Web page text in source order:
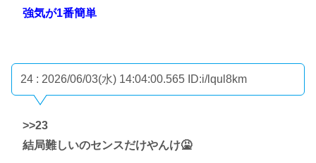
強気が1番簡単
24 : 2026/06/03(水) 14:04:00.565 ID:i/lqul8km
>>23
結局難しいのセンスだけやんけ🤮